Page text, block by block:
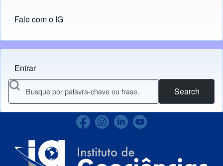
Fale com o IG
Menu do usuário
Entrar
Search